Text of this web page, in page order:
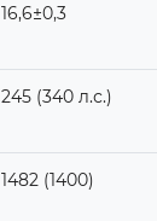
16,6±0,3
245 (340 л.с.)
1482 (1400)